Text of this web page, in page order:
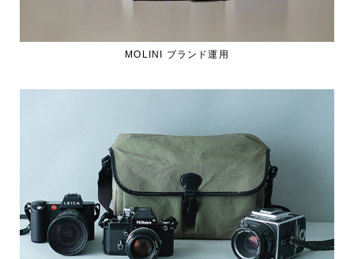
MOLINI ブランド運用